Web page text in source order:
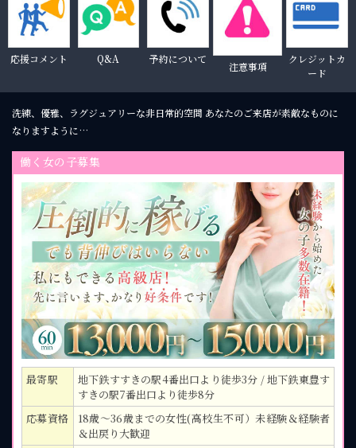
応援コメント Q&A 予約について
注意事項
クレジットカ
ード
洗練、優雅、ラグジュアリーな非日常的空間 あなたのご来店が素敵なものに
なりますように…
働く女の子募集
最寄駅
地下鉄すすきの駅4番出口より徒歩3分 / 地下鉄東豊す
すきの駅7番出口より徒歩8分
応募資格
18歳～36歳までの女性(高校生不可）未経験＆経験者
＆出戻り大歓迎